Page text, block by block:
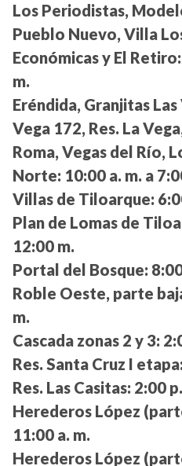
Los Periodistas,
Pueblo Nuevo, Villa
Económicas y El Retiro:
m.
Eréndida, Granjitas Las
Vega 172, Res. La
Roma, Vegas del Río,
Norte: 10:00 a. m. a
Villas de Tiloarque:
Plan de Lomas de
12:00 m.
Portal del Bosque:
Roble Oeste, parte
m.
Cascada zonas 2 y 3:
Res. Santa Cruz I etapa:
Res. Las Casitas: 2:00
Herederos López
11:00 a. m.
Herederos López